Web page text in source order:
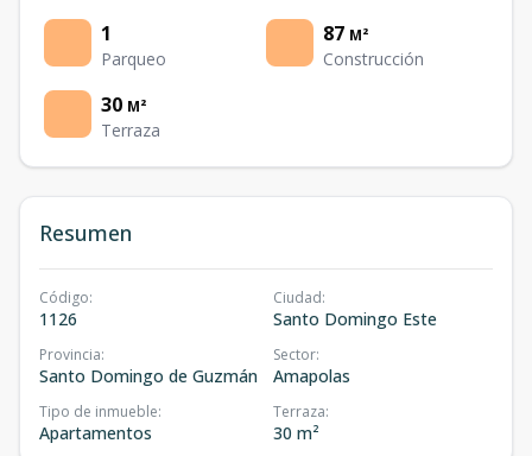
1
Parqueo
87 M²
Construcción
30 M²
Terraza
Resumen
Código:
1126
Ciudad:
Santo Domingo Este
Provincia:
Santo Domingo de Guzmán
Sector:
Amapolas
Tipo de inmueble:
Apartamentos
Terraza:
30 m²